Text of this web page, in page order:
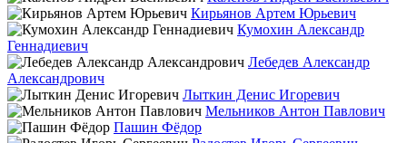
Кирьянов Артем Юрьевич
Кумохин Александр
Геннадиевич
Лебедев Александр
Александрович
Лыткин Денис Игоревич
Мельников Антон Павлович
Пашин Фёдор